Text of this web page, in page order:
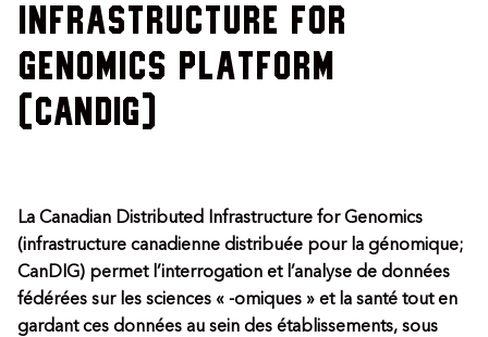
Infrastructure for
Genomics platform
(CanDIG)
La Canadian Distributed Infrastructure for Genomics
(infrastructure canadienne distribuée pour la génomique;
CanDIG) permet l’interrogation et l’analyse de données
fédérées sur les sciences « -omiques » et la santé tout en
gardant ces données au sein des établissements, sous